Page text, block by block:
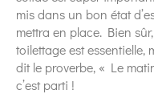
mis dans un bon état
mettra en place. Bien
toilettage est essentielle,
dit le proverbe, « Le
c’est parti !